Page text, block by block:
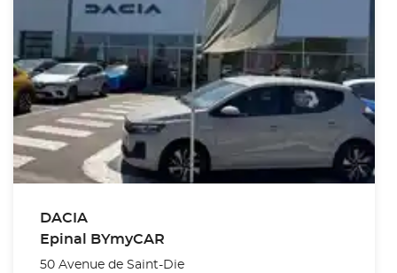
DACIA
Epinal BYmyCAR
50 Avenue de Saint-Die